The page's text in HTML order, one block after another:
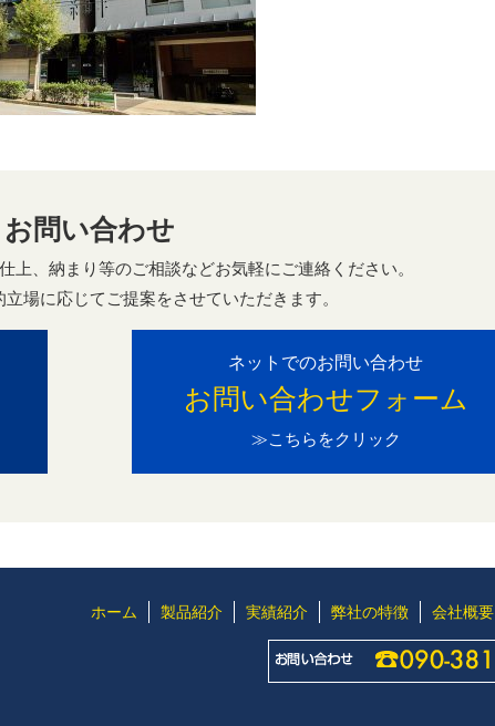
お問い合わせ
上、納まり等のご相談などお気軽にご連絡ください。
場に応じてご提案をさせていただきます。
ネットでのお問い合わせ
お問い合わせフォーム
≫こちらをクリック
ホーム 製品紹介 実績紹介 弊社の特徴 会社概要